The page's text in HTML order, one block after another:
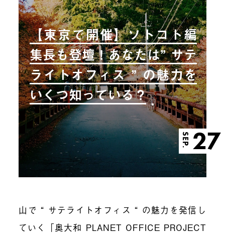
【東京で開催】ソトコト編
集長も登壇！あなたは” サテ
ライトオフィス ” の魅力を
いくつ知っている？
SEP. 27
山で “ サテライトオフィス “ の魅力を発信し
ていく「奥大和 PLANET OFFICE PROJECT